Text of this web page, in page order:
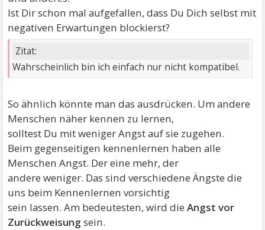
Ist Dir schon mal aufgefallen, dass Du Dich selbst mit
negativen Erwartungen blockierst?
Zitat:
Wahrscheinlich bin ich einfach nur nicht kompatibel.
So ähnlich könnte man das ausdrücken. Um andere
Menschen näher kennen zu lernen,
solltest Du mit weniger Angst auf sie zugehen.
Beim gegenseitigen kennenlernen haben alle
Menschen Angst. Der eine mehr, der
andere weniger. Das sind verschiedene Ängste die
uns beim Kennenlernen vorsichtig
sein lassen. Am bedeutesten, wird dieAngst vor
Zurückweisung sein.